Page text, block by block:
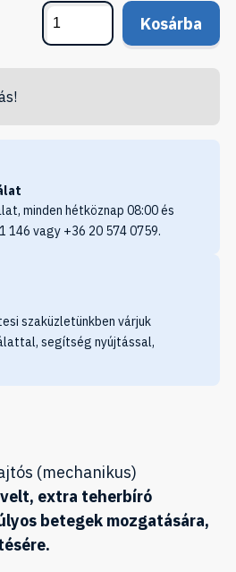
Kosárba
minden hétköznap 08:00 és
146 vagy +36 20 574 0759.
szaküzletünkben várjuk
segítség nyújtással,
(mechanikus)
extra teherbíró
betegek mozgatására,